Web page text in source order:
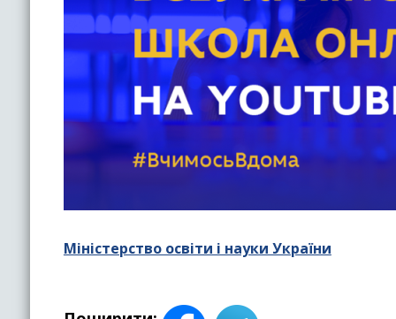
Міністерство освіти і науки України